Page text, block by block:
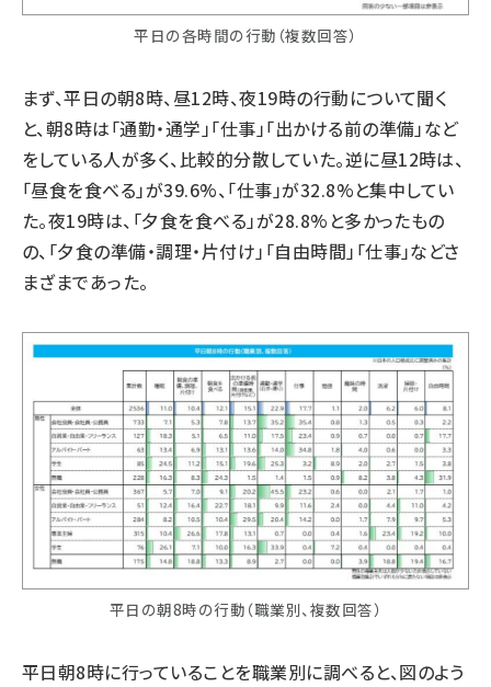
平日の各時間の行動（複数回答）
まず、平日の朝8時、昼12時、夜19時の行動について聞く
と、朝8時は「通勤・通学」「仕事」「出かける前の準備」など
をしている人が多く、比較的分散していた。逆に昼12時は、
「昼食を食べる」が39.6%、「仕事」が32.8%と集中してい
た。夜19時は、「夕食を食べる」が28.8%と多かったもの
の、「夕食の準備・調理・片付け」「自由時間」「仕事」などさ
まざまであった。
平日の朝8時の行動（職業別、複数回答）
平日朝8時に行っていることを職業別に調べると、図のよう